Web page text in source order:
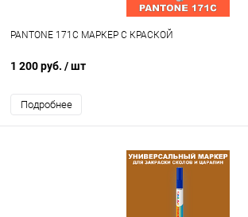
PANTONE 171C МАРКЕР С КРАСКОЙ
1 200 руб. / шт
Подробнее